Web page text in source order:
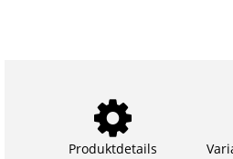
Produktdetails